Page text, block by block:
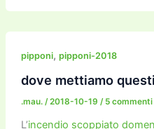
c
e
b
o
o
itt
er
ai
l
ai
l
pipponi, pipponi-2018
dove mettiamo
.mau. /2018-10-19 / 5 commenti
L’incendio scoppiato